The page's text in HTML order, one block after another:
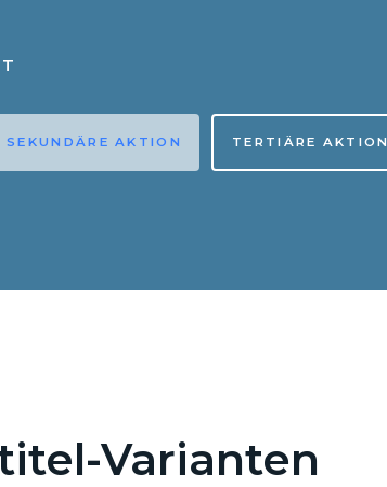
SEKUNDÄRE AKTION TERTIÄRE AKTION
Varianten